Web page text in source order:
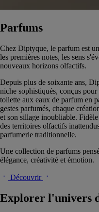
Parfums
Chez Diptyque, le parfum est
les premières notes, les sens
nouveaux horizons olfactifs.
Depuis plus de soixante ans,
niche sophistiqués, conçus
toilette aux eaux de parfum en
gestes parfumés, chaque
et son sillage inoubliable.
des territoires olfactifs
parfumerie traditionnelle.
Une collection de parfums
élégance, créativité et émotion.
Découvrir
Explorer l'univers